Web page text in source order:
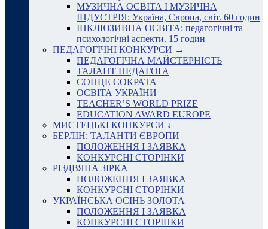
МУЗИЧНА ОСВІТА І МУЗИЧНА
ІНДУСТРІЯ: Україна, Європа, світ. 60 годин
ІНКЛЮЗИВНА ОСВІТА: педагогічні та
психологічні аспекти. 15 годин
ПЕДАГОГІЧНІ КОНКУРСИ →
ПЕДАГОГІЧНА МАЙСТЕРНІСТЬ
ТАЛАНТ ПЕДАГОГА
СОНЦЕ СОКРАТА
ОСВІТА УКРАЇНИ
TEACHER’S WORLD PRIZE
EDUCATION AWARD EUROPE
МИСТЕЦЬКІ КОНКУРСИ ↓
БЕРЛІН: ТАЛАНТИ ЄВРОПИ
ПОЛОЖЕННЯ І ЗАЯВКА
КОНКУРСНІ СТОРІНКИ
РІЗДВЯНА ЗІРКА
ПОЛОЖЕННЯ І ЗАЯВКА
КОНКУРСНІ СТОРІНКИ
УКРАЇНСЬКА ОСІНЬ ЗОЛОТА
ПОЛОЖЕННЯ І ЗАЯВКА
КОНКУРСНІ СТОРІНКИ